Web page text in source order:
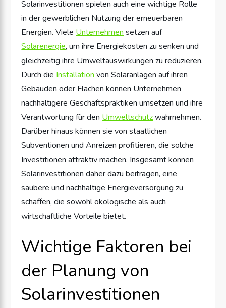
Solarinvestitionen spielen auch eine wichtige Rolle
in der gewerblichen Nutzung der erneuerbaren
Energien. Viele Unternehmen setzen auf
Solarenergie, um ihre Energiekosten zu senken und
gleichzeitig ihre Umweltauswirkungen zu reduzieren.
Durch die Installation von Solaranlagen auf ihren
Gebäuden oder Flächen können Unternehmen
nachhaltigere Geschäftspraktiken umsetzen und ihre
Verantwortung für den Umweltschutzwahrnehmen.
Darüber hinaus können sie von staatlichen
Subventionen und Anreizen profitieren, die solche
Investitionen attraktiv machen. Insgesamt können
Solarinvestitionen daher dazu beitragen, eine
saubere und nachhaltige Energieversorgung zu
schaffen, die sowohl ökologische als auch
wirtschaftliche Vorteile bietet.
Wichtige Faktoren bei
der Planung von
Solarinvestitionen